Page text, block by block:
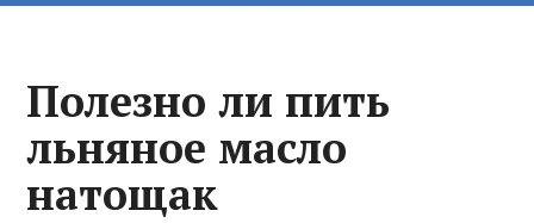
Полезно ли пить
льняное масло
натощак